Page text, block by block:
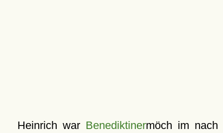
Heinrich war Benediktinermöch im nach